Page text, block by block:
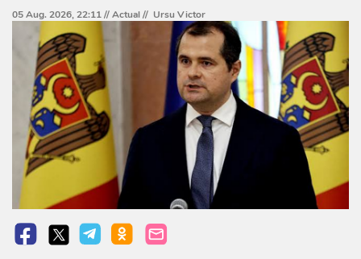
05 Aug. 2026, 22:11 //Actual// Ursu Victor